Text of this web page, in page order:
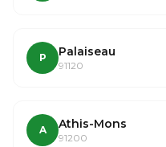
P Palaiseau
91120
A Athis-Mons
91200